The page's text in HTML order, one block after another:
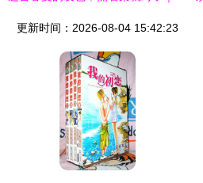
更新时间：2026-08-04 15:42:23